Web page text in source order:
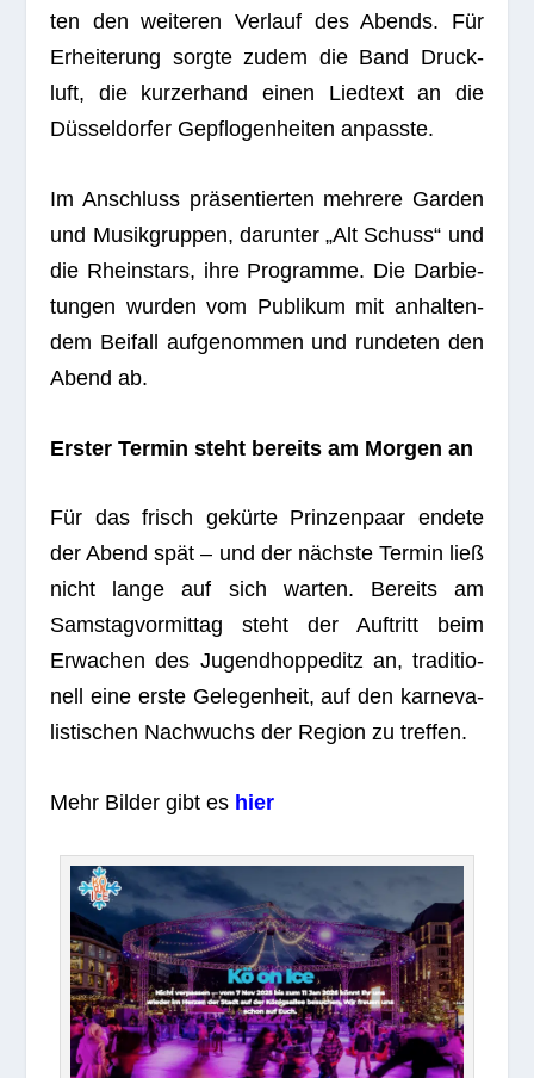
ten den wei­te­ren Ver­lauf des Abends. Für
Erhei­te­rung sorgte zudem die Band Druck­
luft, die kur­zer­hand einen Lied­text an die
Düs­sel­dor­fer Gepflo­gen­hei­ten anpasste.
Im Anschluss prä­sen­tier­ten meh­rere Gar­den
und Musik­grup­pen, dar­un­ter „Alt Schuss“ und
die Rheinstars, ihre Pro­gramme. Die Dar­bie­
tun­gen wur­den vom Publi­kum mit anhal­ten­
dem Bei­fall auf­ge­nom­men und run­de­ten den
Abend ab.
Ers­ter Ter­min steht bereits am Mor­gen an
Für das frisch gekürte Prin­zen­paar endete
der Abend spät – und der nächste Ter­min ließ
nicht lange auf sich war­ten. Bereits am
Sams­tag­vor­mit­tag steht der Auf­tritt beim
Erwa­chen des Jugend­hop­pe­ditz an, tra­di­tio­
nell eine erste Gele­gen­heit, auf den kar­ne­va­
lis­ti­schen Nach­wuchs der Region zu treffen.
Mehr Bil­der gibt es hier